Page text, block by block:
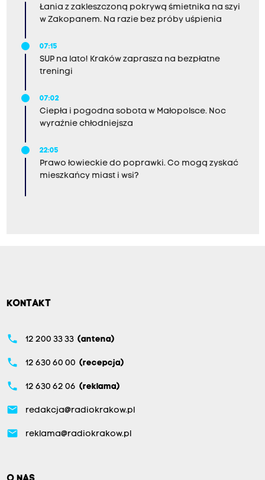
Łania z zakleszczoną pokrywą śmietnika na szyi
w Zakopanem. Na razie bez próby uśpienia
07:15
SUP na lato! Kraków zaprasza na bezpłatne
treningi
07:02
Ciepła i pogodna sobota w Małopolsce. Noc
wyraźnie chłodniejsza
22:05
Prawo łowieckie do poprawki. Co mogą zyskać
mieszkańcy miast i wsi?
KONTAKT
phone 12 200 33 33 (antena)
phone 12 630 60 00 (recepcja)
phone 12 630 62 06 (reklama)
email redakcja@radiokrakow.pl
email reklama@radiokrakow.pl